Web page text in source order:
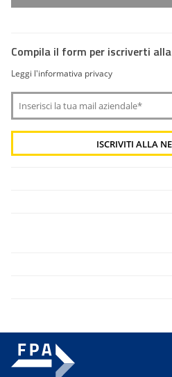
Compila il form per iscriverti
Leggi l'informativa privacy